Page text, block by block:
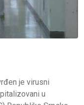
je virusni
u